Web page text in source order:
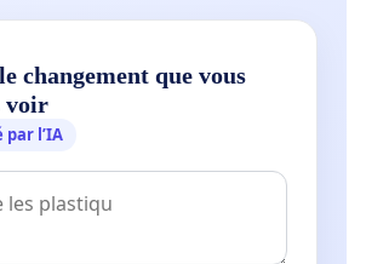
changement que vous
voir
par l’IA